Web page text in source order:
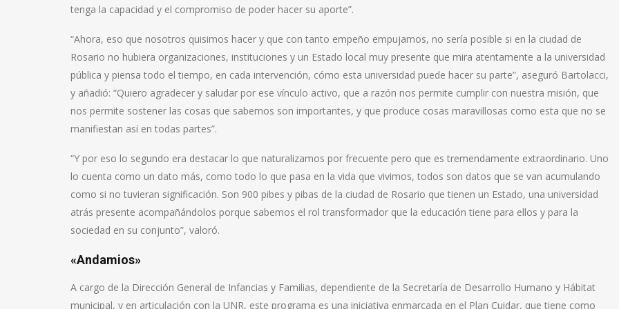
tenga la capacidad y el compromiso de poder hacer su aporte”.
“Ahora, eso que nosotros quisimos hacer y que con tanto empeño empujamos, no sería posible si en la ciudad de
Rosario no hubiera organizaciones, instituciones y un Estado local muy presente que mira atentamente a la universidad
pública y piensa todo el tiempo, en cada intervención, cómo esta universidad puede hacer su parte”, aseguró Bartolacci,
y añadió: “Quiero agradecer y saludar por ese vínculo activo, que a razón nos permite cumplir con nuestra misión, que
nos permite sostener las cosas que sabemos son importantes, y que produce cosas maravillosas como esta que no se
manifiestan así en todas partes”.
“Y por eso lo segundo era destacar lo que naturalizamos por frecuente pero que es tremendamente extraordinario. Uno
lo cuenta como un dato más, como todo lo que pasa en la vida que vivimos, todos son datos que se van acumulando
como si no tuvieran significación. Son 900 pibes y pibas de la ciudad de Rosario que tienen un Estado, una universidad
atrás presente acompañándolos porque sabemos el rol transformador que la educación tiene para ellos y para la
sociedad en su conjunto”, valoró.
«Andamios»
A cargo de la Dirección General de Infancias y Familias, dependiente de la Secretaría de Desarrollo Humano y Hábitat
municipal, y en articulación con la UNR, este programa es una iniciativa enmarcada en el Plan Cuidar, que tiene como